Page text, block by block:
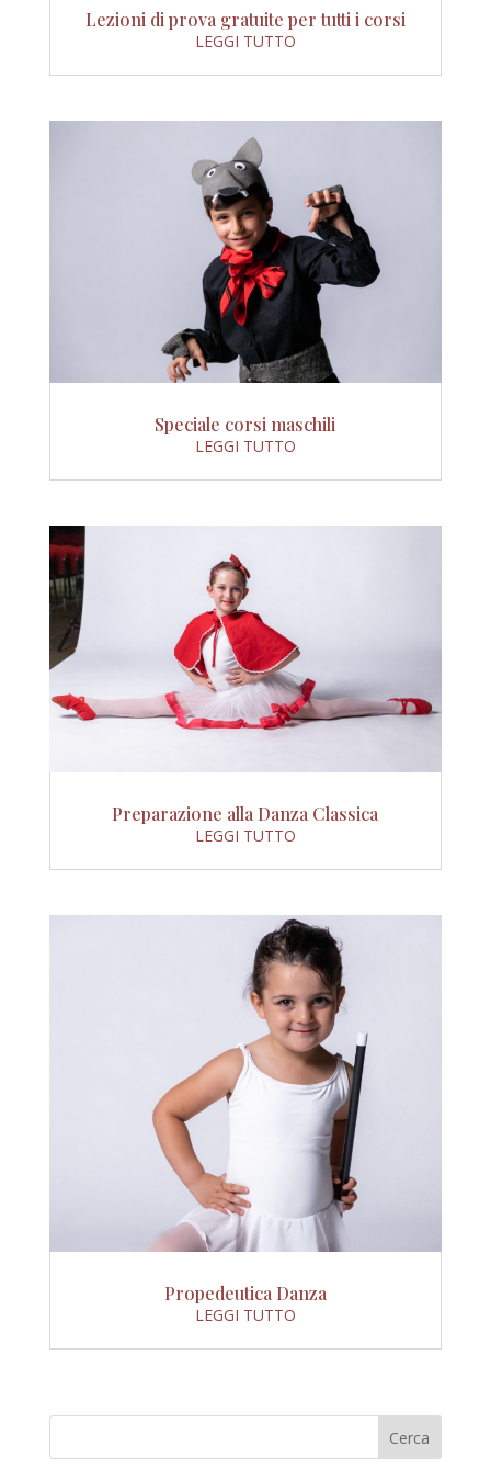
Lezioni di prova gratuite per tutti i corsi
LEGGI TUTTO
Speciale corsi maschili
LEGGI TUTTO
Preparazione alla Danza Classica
LEGGI TUTTO
Propedeutica Danza
LEGGI TUTTO